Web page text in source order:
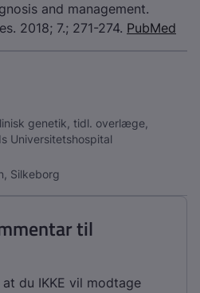
and management.
2018; 7.; 271-274. PubMed
genetik, tidl. overlæge,
Universitetshospital
Silkeborg
til
du IKKE vil modtage